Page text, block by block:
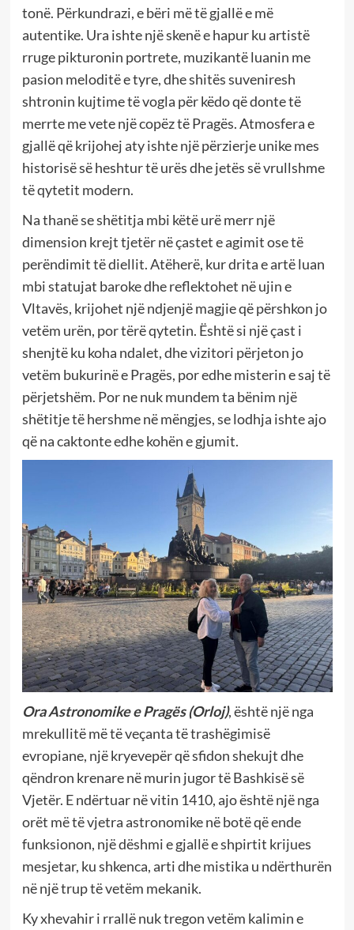
tonë. Përkundrazi, e bëri më të gjallë e më
autentike. Ura ishte një skenë e hapur ku artistë
rruge pikturonin portrete, muzikantë luanin me
pasion meloditë e tyre, dhe shitës suveniresh
shtronin kujtime të vogla për këdo që donte të
merrte me vete një copëz të Pragës. Atmosfera e
gjallë që krijohej aty ishte një përzierje unike mes
historisë së heshtur të urës dhe jetës së vrullshme
të qytetit modern.
Na thanë se shëtitja mbi këtë urë merr një
dimension krejt tjetër në çastet e agimit ose të
perëndimit të diellit. Atëherë, kur drita e artë luan
mbi statujat baroke dhe reflektohet në ujin e
Vltavës, krijohet një ndjenjë magjie që përshkon jo
vetëm urën, por tërë qytetin. Është si një çast i
shenjtë ku koha ndalet, dhe vizitori përjeton jo
vetëm bukurinë e Pragës, por edhe misterin e saj të
përjetshëm. Por ne nuk mundem ta bënim një
shëtitje të hershme në mëngjes, se lodhja ishte ajo
që na caktonte edhe kohën e gjumit.
Ora Astronomike e Pragës (Orloj), është një nga
mrekullitë më të veçanta të trashëgimisë
evropiane, një kryevepër që sfidon shekujt dhe
qëndron krenare në murin jugor të Bashkisë së
Vjetër. E ndërtuar në vitin 1410, ajo është një nga
orët më të vjetra astronomike në botë që ende
funksionon, një dëshmi e gjallë e shpirtit krijues
mesjetar, ku shkenca, arti dhe mistika u ndërthurën
në një trup të vetëm mekanik.
Ky xhevahir i rrallë nuk tregon vetëm kalimin e